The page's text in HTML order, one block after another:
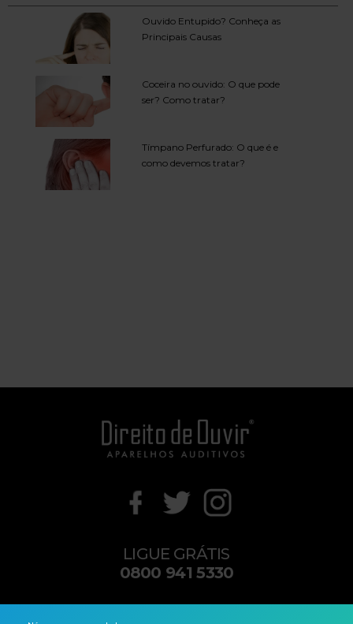
Ouvido Entupido? Conheça as
Principais Causas
Coceira no ouvido: O que pode
ser? Como tratar?
Tímpano Perfurado: O que é e
como devemos tratar?
LIGUE GRÁTIS
0800 941 5330
contato@direitodeouvir.com